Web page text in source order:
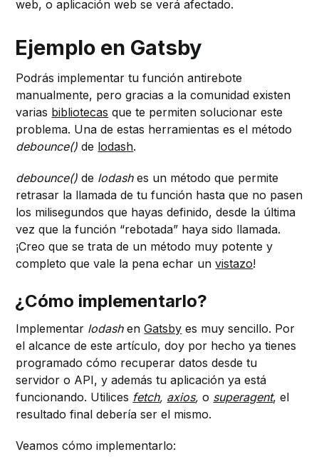
web, o aplicación web se verá afectado.
Ejemplo en Gatsby
Podrás implementar tu función antirebote
manualmente, pero gracias a la comunidad existen
varias bibliotecas que te permiten solucionar este
problema. Una de estas herramientas es el método
debounce()de lodash.
debounce()de lodashes un método que permite
retrasar la llamada de tu función hasta que no pasen
los milisegundos que hayas definido, desde la última
vez que la función “rebotada” haya sido llamada.
¡Creo que se trata de un método muy potente y
completo que vale la pena echar unvistazo!
¿Cómo implementarlo?
Implementar lodashenGatsby es muy sencillo. Por
el alcance de este artículo, doy por hecho ya tienes
programado cómo recuperar datos desde tu
servidor o API, y además tu aplicación ya está
funcionando. Utilices fetch, axios, o superagent, el
resultado final debería ser el mismo.
Veamos cómo implementarlo: